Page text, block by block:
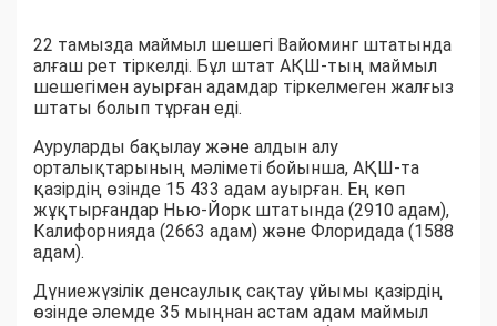
22 тамызда маймыл шешегі Вайоминг штатында
алғаш рет тіркелді. Бұл штат АҚШ-тың маймыл
шешегімен ауырған адамдар тіркелмеген жалғыз
штаты болып тұрған еді.
Ауруларды бақылау және алдын алу
орталықтарының мәліметі бойынша, АҚШ-та
қазірдің өзінде 15 433 адам ауырған. Ең көп
жұқтырғандар Нью-Йорк штатында (2910 адам),
Калифорнияда (2663 адам) және Флоридада (1588
адам).
Дүниежүзілік денсаулық сақтау ұйымы қазірдің
өзінде әлемде 35 мыңнан астам адам маймыл